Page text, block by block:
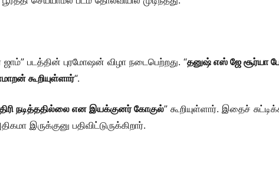
ஜாம்” படத்தின் புரமோஷன் விழா நடைபெற்றது. “தனுஷ் எஸ் ஜே சூர்யா
கூறியுள்ளார்“.
நடித்ததில்லை என இயக்குனர் கோகுல்” கூறியுள்ளார். இதைச்
இருக்குனு பதிவிட்டுருக்கிறார்.